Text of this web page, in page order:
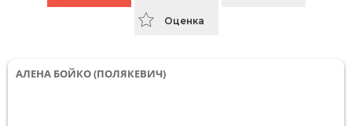
Оценка
АЛЕНА БОЙКО (ПОЛЯКЕВИЧ)